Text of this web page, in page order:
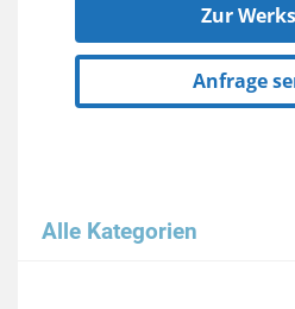
Zur
Anfrage
Alle Kategorien